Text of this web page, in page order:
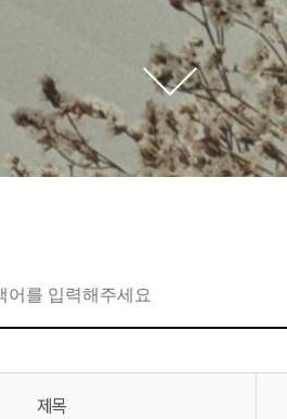
제목